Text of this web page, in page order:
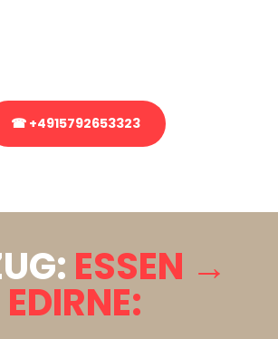
☎ +4915792653323
ESSEN →
EDIRNE: